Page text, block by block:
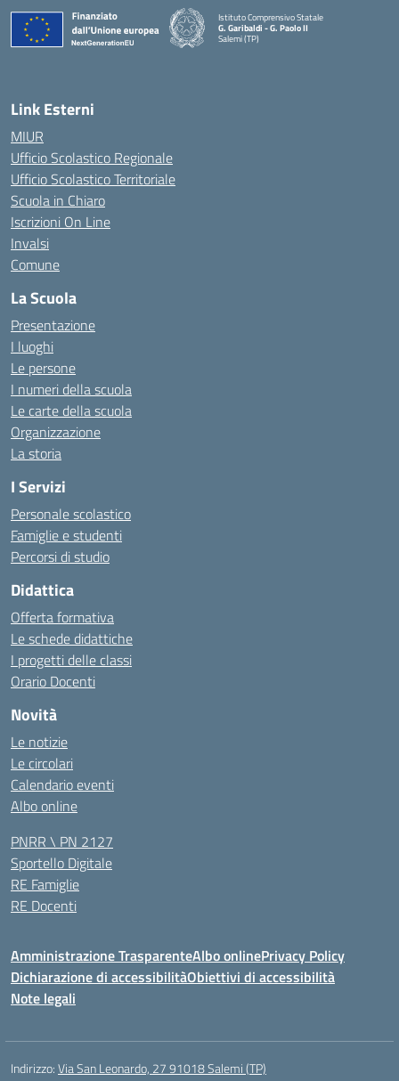
Istituto Comprensivo Statale
G. Garibaldi - G. Paolo II
Salemi (TP)
Link Esterni
MIUR
Ufficio Scolastico Regionale
Ufficio Scolastico Territoriale
Scuola in Chiaro
Iscrizioni On Line
Invalsi
Comune
La Scuola
Presentazione
I luoghi
Le persone
I numeri della scuola
Le carte della scuola
Organizzazione
La storia
I Servizi
Personale scolastico
Famiglie e studenti
Percorsi di studio
Didattica
Offerta formativa
Le schede didattiche
I progetti delle classi
Orario Docenti
Novità
Le notizie
Le circolari
Calendario eventi
Albo online
PNRR \ PN 2127
Sportello Digitale
RE Famiglie
RE Docenti
Amministrazione TrasparenteAlbo onlinePrivacy Policy
Dichiarazione di accessibilitàObiettivi di accessibilità
Note legali
Indirizzo:Via San Leonardo, 27 91018 Salemi (TP)